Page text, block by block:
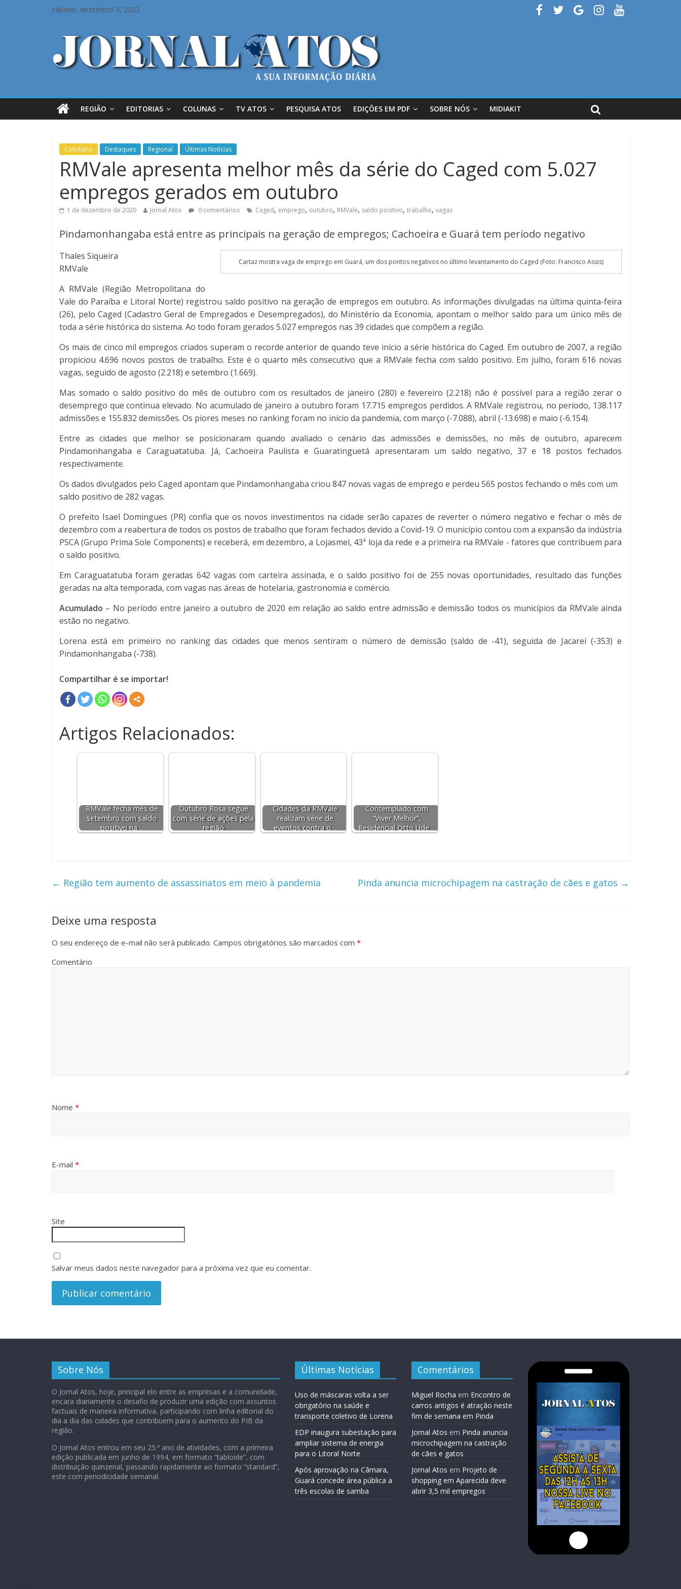
sábado, dezembro 3, 2022
REGIÃO EDITORIAS COLUNAS TV ATOS PESQUISA ATOS EDIÇÕES EM PDF SOBRE NÓS MIDIAKIT
Cotidiano Destaques Regional Últimas Notícias
RMVale apresenta melhor mês da série do Caged com 5.027
empregos gerados em outubro
1 de dezembro de 2020 Jornal Atos 0 comentários Caged, emprego, outubro, RMVale, saldo positivo, trabalho, vagas
Pindamonhangaba está entre as principais na geração de empregos; Cachoeira e Guará tem período negativo
Cartaz mostra vaga de emprego em Guará, um dos pontos negativos no último levantamento do Caged (Foto: Francisco Assis)
Thales Siqueira
RMVale
A RMVale (Região Metropolitana do
Vale do Paraíba e Litoral Norte) registrou saldo positivo na geração de empregos em outubro. As informações divulgadas na última quinta-feira
(26), pelo Caged (Cadastro Geral de Empregados e Desempregados), do Ministério da Economia, apontam o melhor saldo para um único mês de
toda a série histórica do sistema. Ao todo foram gerados 5.027 empregos nas 39 cidades que compõem a região.
Os mais de cinco mil empregos criados superam o recorde anterior de quando teve início a série histórica do Caged. Em outubro de 2007, a região
propiciou 4.696 novos postos de trabalho. Este é o quarto mês consecutivo que a RMVale fecha com saldo positivo. Em julho, foram 616 novas
vagas, seguido de agosto (2.218) e setembro (1.669).
Mas somado o saldo positivo do mês de outubro com os resultados de janeiro (280) e fevereiro (2.218) não é possível para a região zerar o
desemprego que continua elevado. No acumulado de janeiro a outubro foram 17.715 empregos perdidos. A RMVale registrou, no período, 138.117
admissões e 155.832 demissões. Os piores meses no ranking foram no início da pandemia, com março (-7.088), abril (-13.698) e maio (-6.154).
Entre as cidades que melhor se posicionaram quando avaliado o cenário das admissões e demissões, no mês de outubro, aparecem
Pindamonhangaba e Caraguatatuba. Já, Cachoeira Paulista e Guaratinguetá apresentaram um saldo negativo, 37 e 18 postos fechados
respectivamente.
Os dados divulgados pelo Caged apontam que Pindamonhangaba criou 847 novas vagas de emprego e perdeu 565 postos fechando o mês com um
saldo positivo de 282 vagas.
O prefeito Isael Domingues (PR) confia que os novos investimentos na cidade serão capazes de reverter o número negativo e fechar o mês de
dezembro com a reabertura de todos os postos de trabalho que foram fechados devido a Covid-19. O município contou com a expansão da indústria
PSCA (Grupo Prima Sole Components) e receberá, em dezembro, a Lojasmel, 43ª loja da rede e a primeira na RMVale - fatores que contribuem para
o saldo positivo.
Em Caraguatatuba foram geradas 642 vagas com carteira assinada, e o saldo positivo foi de 255 novas oportunidades, resultado das funções
geradas na alta temporada, com vagas nas áreas de hotelaria, gastronomia e comércio.
Acumulado – No período entre janeiro a outubro de 2020 em relação ao saldo entre admissão e demissão todos os municípios da RMVale ainda
estão no negativo.
Lorena está em primeiro no ranking das cidades que menos sentiram o número de demissão (saldo de -41), seguida de Jacareí (-353) e
Pindamonhangaba (-738).
Compartilhar é se importar!
Artigos Relacionados:
RMVale fecha mês de
setembro com saldo
positivo na…
Outubro Rosa segue
com série de ações pela
região
Cidades da RMVale
realizam série de
eventos contra o…
Contemplado com
“Viver Melhor”,
Residencial Otto Ude…
← Região tem aumento de assassinatos em meio à pandemia Pinda anuncia microchipagem na castração de cães e gatos →
Deixe uma resposta
O seu endereço de e-mail não será publicado. Campos obrigatórios são marcados com *
Comentário
Nome *
E-mail *
Site
Salvar meus dados neste navegador para a próxima vez que eu comentar.
Sobre Nós
O Jornal Atos, hoje, principal elo entre as empresas e a comunidade,
encara diariamente o desafio de produzir uma edição com assuntos
factuais de maneira informativa, participando com linha editorial do
dia a dia das cidades que contribuem para o aumento do PIB da
região.
O Jornal Atos entrou em seu 25.º ano de atividades, com a primeira
edição publicada em junho de 1994, em formato “tabloide”, com
distribuição quinzenal, passando rapidamente ao formato “standard”,
este com periodicidade semanal.
Últimas Notícias
Uso de máscaras volta a ser
obrigatório na saúde e
transporte coletivo de Lorena
EDP inaugura subestação para
ampliar sistema de energia
para o Litoral Norte
Após aprovação na Câmara,
Guará concede área pública a
três escolas de samba
Comentários
Miguel Rocha em Encontro de
carros antigos é atração neste
fim de semana em Pinda
Jornal Atos em Pinda anuncia
microchipagem na castração
de cães e gatos
Jornal Atos em Projeto de
shopping em Aparecida deve
abrir 3,5 mil empregos